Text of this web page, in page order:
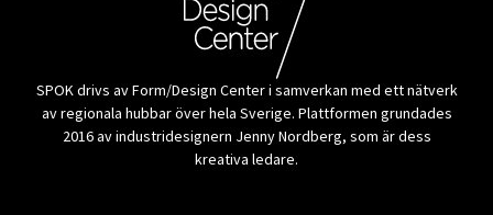
SPOK drivs av Form/Design Center i samverkan med ett nätverk
av regionala hubbar över hela Sverige. Plattformen grundades
2016 av industridesignern Jenny Nordberg, som är dess
kreativa ledare.